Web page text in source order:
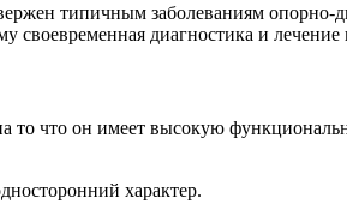
типичным заболеваниям
диагностика и
то что он имеет высокую
характер.